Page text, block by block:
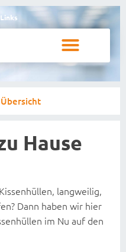
Links
Hause
langweilig,
Dann haben wir hier
im Nu auf den